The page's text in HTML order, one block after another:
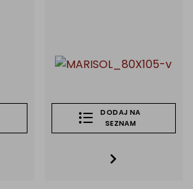
DODAJ NA
SEZNAM